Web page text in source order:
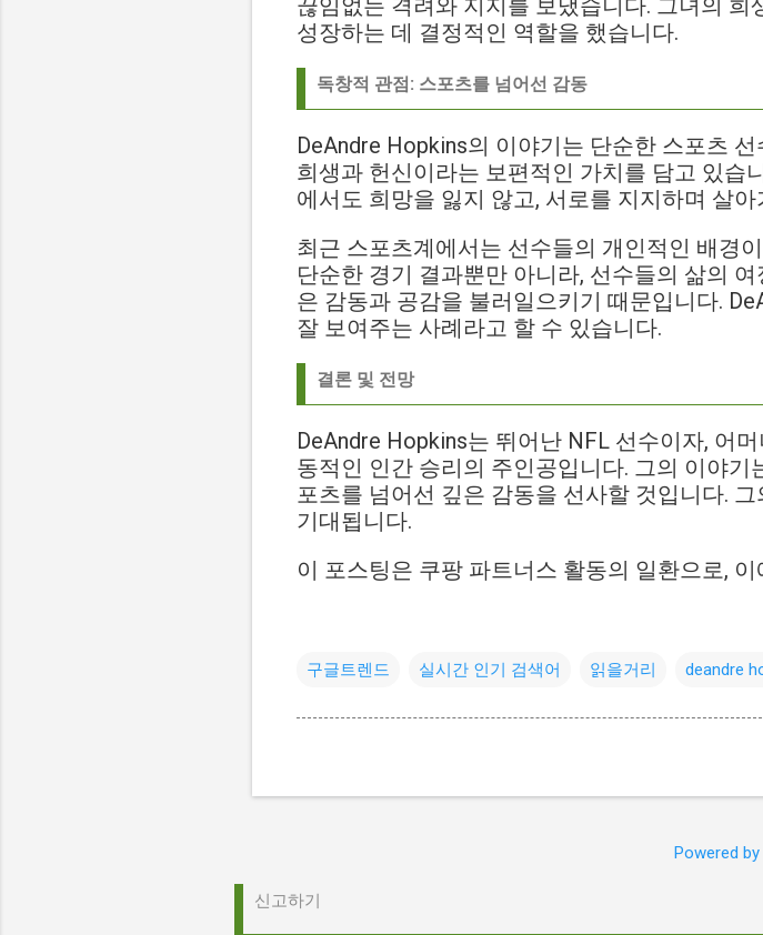
성장하는 데 결정적인 역할을 했습니다.
독창적 관점: 스포츠를 넘어선 감동
DeAndre Hopkins의 이야기는 단순한 스포츠
희생과 헌신이라는 보편적인 가치를 담고 있습
에서도 희망을 잃지 않고, 서로를 지지하며 살
최근 스포츠계에서는 선수들의 개인적인 배경
단순한 경기 결과뿐만 아니라, 선수들의 삶의
은 감동과 공감을 불러일으키기 때문입니다.
잘 보여주는 사례라고 할 수 있습니다.
결론 및 전망
DeAndre Hopkins는 뛰어난 NFL 선수이자, 어
동적인 인간 승리의 주인공입니다. 그의 이야
포츠를 넘어선 깊은 감동을 선사할 것입니다.
기대됩니다.
이 포스팅은 쿠팡 파트너스 활동의 일환으로,
구글트렌드 실시간 인기 검색어 읽을거리 deandre
Powered
신고하기